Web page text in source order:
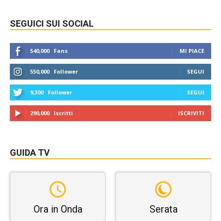
SEGUICI SUI SOCIAL
540,000 Fans MI PIACE
550,000 Follower SEGUI
9,300 Follower SEGUI
290,000 Iscritti ISCRIVITI
GUIDA TV
Ora in Onda Serata